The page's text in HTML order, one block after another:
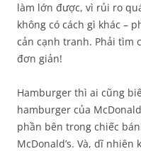
làm lớn được, vì rủi ro
không có cách gì khác –
cản cạnh tranh. Phải tìm
đơn giản!
Hamburger thì ai cũng
hamburger của
phần bên trong chiếc
McDonald’s. Và, dĩ